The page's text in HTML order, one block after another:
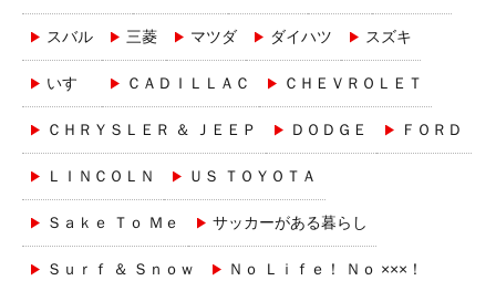
スバル 三菱 マツダ ダイハツ スズキ
いすゞ ＣＡＤＩＬＬＡＣ ＣＨＥＶＲＯＬＥＴ
ＣＨＲＹＳＬＥＲ ＆ ＪＥＥＰ ＤＯＤＧＥ ＦＯＲＤ
ＬＩＮＣＯＬＮ ＵＳ ＴＯＹＯＴＡ
Ｓａｋｅ Ｔｏ Ｍｅ サッカーがある暮らし
Ｓｕｒｆ ＆ Ｓｎｏｗ Ｎｏ Ｌｉｆｅ！ Ｎｏ ×××！